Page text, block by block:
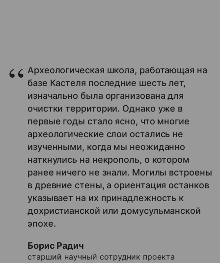
Археологическая школа, работающая на
базе Кастеля последние шесть лет,
изначально была организована для
очистки территории. Однако уже в
первые годы стало ясно, что многие
археологические слои остались не
изученными, когда мы неожиданно
наткнулись на некрополь, о котором
ранее ничего не знали. Могилы встроены
в древние стены, а ориентация останков
указывает на их принадлежность к
дохристианской или домусульманской
эпохе.
Борис Радич
старший научный сотрудник проекта